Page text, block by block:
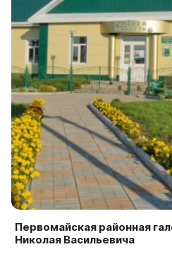
Первомайская районная
Николая Васильевича